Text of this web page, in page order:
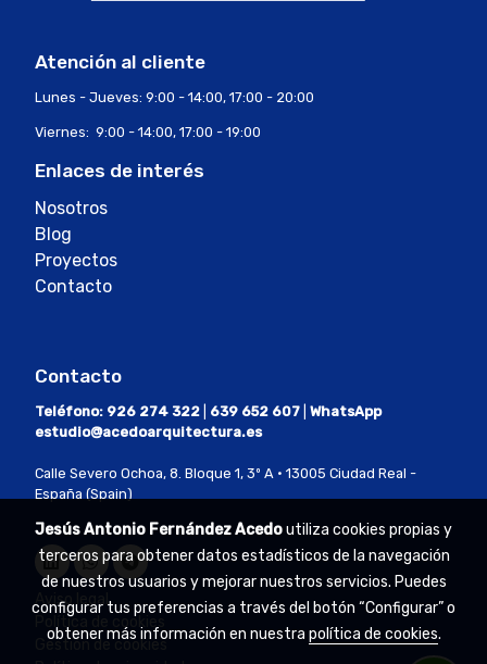
Atención al cliente
Lunes - Jueves: 9:00 - 14:00, 17:00 - 20:00
Viernes: 9:00 - 14:00, 17:00 - 19:00
Enlaces de interés
Nosotros
Blog
Proyectos
Contacto
Contacto
Teléfono: 926 274 322 639 652 607 WhatsApp
estudio@acedoarquitectura.es
Calle Severo Ochoa, 8. Bloque 1, 3º A · 13005 Ciudad Real -
España (Spain)
Aviso legal
Política de cookies
Gestión de cookies
Jesús Antonio Fernández Acedoutiliza cookies propias y
terceros para obtener datos estadísticos de la navegación
de nuestros usuarios y mejorar nuestros servicios. Puedes
configurar tus preferencias a través del botón “Configurar” o
obtener más información en nuestra política de cookies.